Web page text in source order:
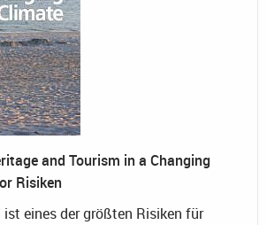
and Tourism in a Changing
Risiken
ist eines der größten Risiken für